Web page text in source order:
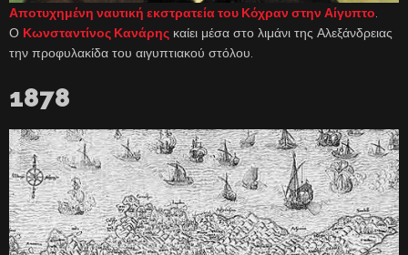
Αποτυχημένη ναυτική εκστρατεία του Κόχραν στην Αίγυπτο
Ο Κωνσταντίνος Κανάρης καίει μέσα στο λιμάνι της Αλεξάνδρειας
την προφυλακίδα του αιγυπτιακού στόλου.
1878